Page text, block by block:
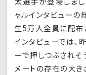
ャルインタビュー
生5万人全員に配布
インタビューでは、
ーで押しつぶされそ
メートの存在の大き